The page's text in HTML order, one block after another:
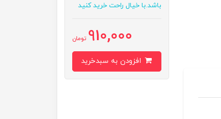
باشد.با خیال راحت خرید کنید
910,000 تومان